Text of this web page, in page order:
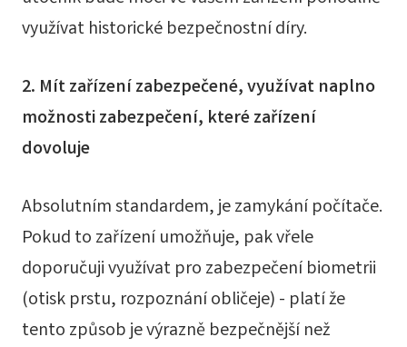
využívat historické bezpečnostní díry.
2. Mít zařízení zabezpečené, využívat naplno
možnosti zabezpečení, které zařízení
dovoluje
Absolutním standardem, je zamykání počítače.
Pokud to zařízení umožňuje, pak vřele
doporučuji využívat pro zabezpečení biometrii
(otisk prstu, rozpoznání obličeje) - platí že
tento způsob je výrazně bezpečnější než